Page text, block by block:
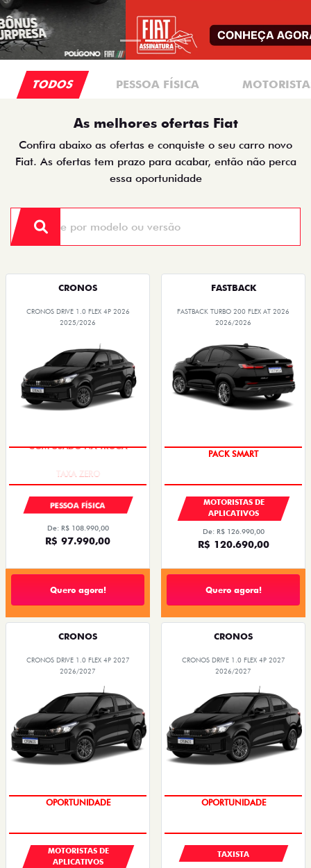
TODOS PESSOA FÍSICA
As melhores ofertas Fiat
Confira abaixo as ofertas e conquiste o seu carro novo
Fiat. As ofertas tem prazo para acabar, então não perca
essa oportunidade
CRONOS
CRONOS DRIVE 1.0 FLEX 4P 2026
2025/2026
PESSOA FÍSICA
De: R$ 108.990,00
R$ 97.990,00
Quero agora!
FASTBACK
FASTBACK TURBO 200 FLEX AT 2026
2026/2026
PACK SMART
MOTORISTAS DE
APLICATIVOS
De: R$ 126.990,00
R$ 120.690,00
Quero agora!
CRONOS
CRONOS DRIVE 1.0 FLEX 4P 2027
2026/2027
OPORTUNIDADE
MOTORISTAS DE
APLICATIVOS
CRONOS
CRONOS DRIVE 1.0 FLEX 4P 2027
2026/2027
OPORTUNIDADE
TAXISTA